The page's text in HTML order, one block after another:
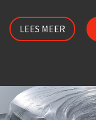
LEES MEER